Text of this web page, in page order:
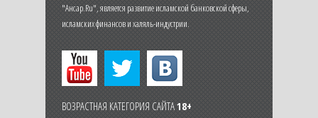
"Ансар.Ru", является развитие исламской банковской сферы,
исламских финансов и халяль-индустрии.
ВОЗРАСТНАЯ КАТЕГОРИЯ САЙТА18+